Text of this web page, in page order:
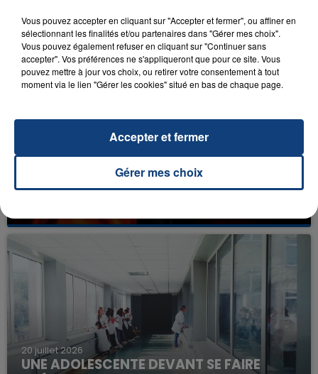
FIL D'ACTU
INCENDIE MORTEL À LENS : UNE FEMME ET
Un homme s'est immolé par le feu après avoir
aspergé sa compagne et leur bébé de trois mois
d'un liquide inflammable.
20 juillet 2026
UNE ADOLESCENTE DEVANT SE FAIRE
Vous pouvez accepter en cliquant sur "Accepter et fermer", ou affiner en
sélectionnant les finalités et/ou partenaires dans "Gérer mes choix".
Vous pouvez également refuser en cliquant sur "Continuer sans
accepter". Vos préférences ne s'appliqueront que pour ce site. Vous
pouvez mettre à jour vos choix, ou retirer votre consentement à tout
moment via le lien "Gérer les cookies" situé en bas de chaque page.
Gérer mes choix
Accepter et fermer